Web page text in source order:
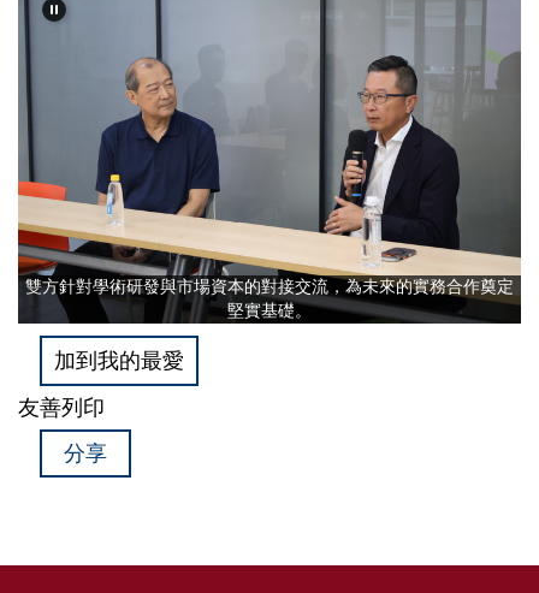
雙方針對學術研發與市場資本的對接交流，為未來的實務合作奠定
堅實基礎。
加到我的最愛
友善列印
分享